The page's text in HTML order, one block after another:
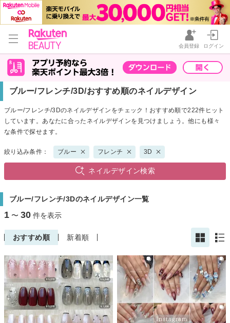
会員登録 ログイン
ブルー/フレンチ/3D/おすすめ順のネイルデザイン
ブルー/フレンチ/3Dのネイルデザインをチェック！おすすめ順で222件ヒット
しています。あなたに合ったネイルデザインを見つけましょう。他にも様々
な条件で探せます。
絞り込み条件： ブルー フレンチ 3D
ネイルデザイン検索
ブルー/フレンチ/3Dのネイルデザイン一覧
1 〜 30 件を表示
おすすめ順 新着順